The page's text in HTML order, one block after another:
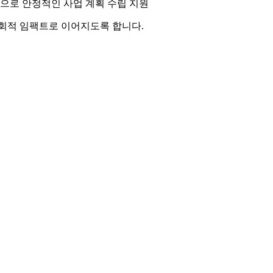
로 안정적인 사업 계획 수립 지원
적 임팩트로 이어지도록 합니다.